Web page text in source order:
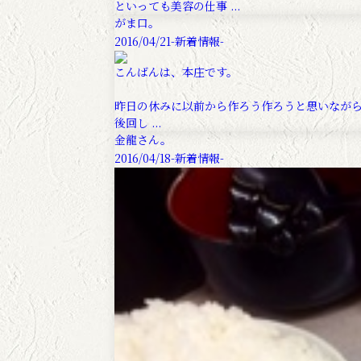
といっても美容の仕事 ...
がま口。
2016/04/21-新着情報-
こんばんは、本庄です。
昨日の休みに以前から作ろう作ろうと思いなが
後回し ...
金龍さん。
2016/04/18-新着情報-